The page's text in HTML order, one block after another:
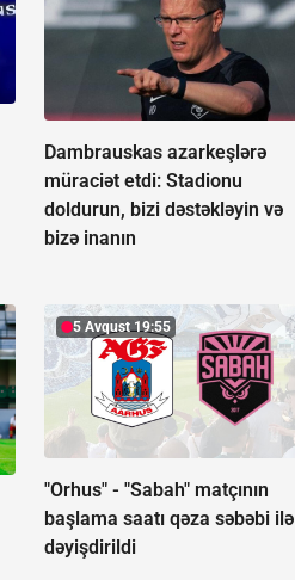
Dambrauskas azarkeşlərə
müraciət etdi: Stadionu
doldurun, bizi dəstəkləyin və
bizə inanın
5 Avqust 19:55
"Orhus" - "Sabah" matçının
başlama saatı qəza səbəbi ilə
dəyişdirildi